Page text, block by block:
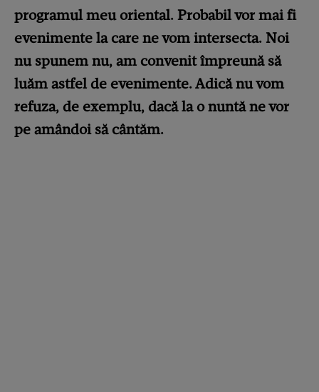
programul meu oriental. Probabil vor mai fi
evenimente la care ne vom intersecta. Noi
nu spunem nu, am convenit împreună să
luăm astfel de evenimente. Adică nu vom
refuza, de exemplu, dacă la o nuntă ne vor
pe amândoi să cântăm.